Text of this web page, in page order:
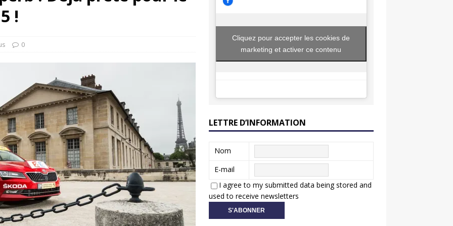
GTi : naissance d’une légende
Honda dévoile un spot publicitaire… confiné!
!
0
Cliquez pour accepter les cookies de
marketing et activer ce contenu
LETTRE D’INFORMATION
Nom
E-mail
I agree to my submitted data being stored and
used to receive newsletters